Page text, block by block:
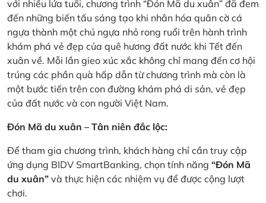
với nhiều lứa tuổi, chương trình “Đón Mã du xuân” đã đem
đến những biến tấu sáng tạo khi nhân hóa quân cờ cá
ngựa thành một chú ngựa nhỏ rong ruổi trên hành trình
khám phá vẻ đẹp của quê hương đất nước khi Tết đến
xuân về. Mỗi lần gieo xúc xắc không chỉ mang đến cơ hội
trúng các phần quà hấp dẫn từ chương trình mà còn là
một bước tiến trên con đường khám phá di sản, vẻ đẹp
của đất nước và con người Việt Nam.
Đón Mã du xuân – Tân niên đắc lộc:
Để tham gia chương trình, khách hàng chỉ cần truy cập
ứng dụng BIDV SmartBanking, chọn tính năng “Đón Mã
du xuân” và thực hiện các nhiệm vụ để được cộng lượt
chơi.